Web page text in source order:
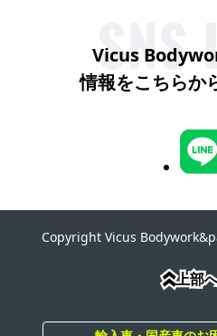
SNS
Vicus
情報をこちらか
Copyright Vicus
»上部
»上部